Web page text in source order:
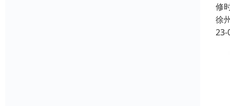
修
徐
23-